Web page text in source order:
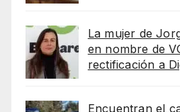
La mujer de
en nombre de
rectificación a
Encuentran el